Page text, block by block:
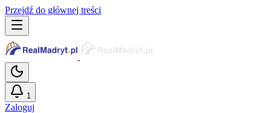
Przejdź do głównej treści
1
Zaloguj